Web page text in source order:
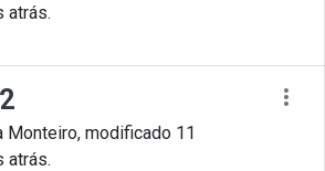
atrás.
Monteiro, modificado 11
atrás.